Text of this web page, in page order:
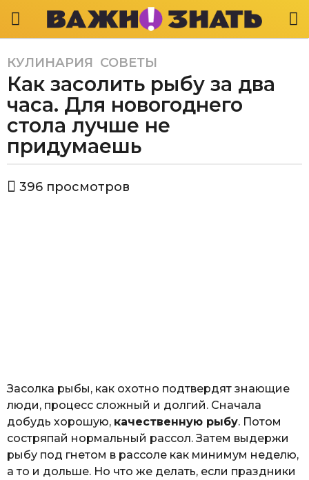
3
г
д
а
a
o
3
КУЛИНАРИЯ ,СОВЕТЫ
Как засолить рыбу за два
часа. Для новогоднего
стола лучше не
придумаешь
в
396 просмотров
Засолка рыбы, как охотно подтвердят знающие
люди, процесс сложный и долгий. Сначала
добудь хорошую, качественную рыбу. Потом
состряпай нормальный рассол. Затем выдержи
рыбу под гнетом в рассоле как минимум неделю,
а то и дольше. Но что же делать, если праздники